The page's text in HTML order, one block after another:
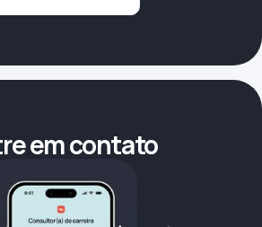
em contato